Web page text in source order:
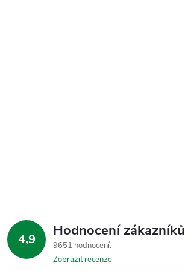
4,9 Hodnocení zákazníků
9651 hodnocení
Zobrazit recenze